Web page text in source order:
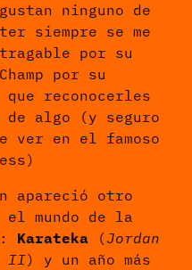
ninguno de
siempre se me
por su
por su
reconocerles
algo (y seguro
ver en el famoso
apareció otro
mundo de la
Karateka (Jordan
II) y un año más